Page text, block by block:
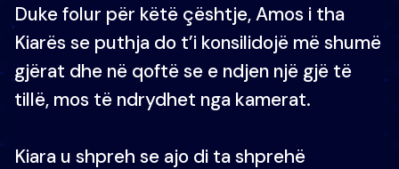
Duke folur për këtë çështje, Amos i tha
Kiarës se puthja do t’i konsilidojë më shumë
gjërat dhe në qoftë se e ndjen një gjë të
tillë, mos të ndrydhet nga kamerat.
Kiara u shpreh se ajo di ta shprehë